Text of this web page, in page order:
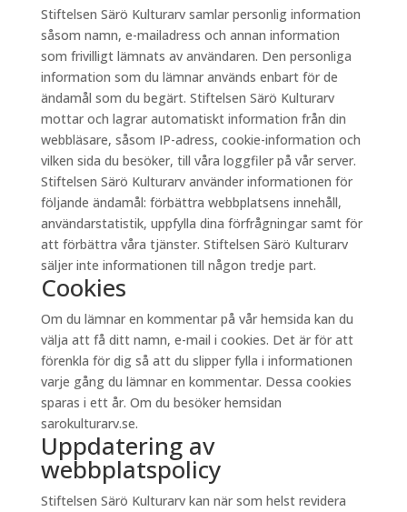
Stiftelsen Särö Kulturarv samlar personlig information
såsom namn, e-mailadress och annan information
som frivilligt lämnats av användaren. Den personliga
information som du lämnar används enbart för de
ändamål som du begärt. Stiftelsen Särö Kulturarv
mottar och lagrar automatiskt information från din
webbläsare, såsom IP-adress, cookie-information och
vilken sida du besöker, till våra loggfiler på vår server.
Stiftelsen Särö Kulturarv använder informationen för
följande ändamål: förbättra webbplatsens innehåll,
användarstatistik, uppfylla dina förfrågningar samt för
att förbättra våra tjänster. Stiftelsen Särö Kulturarv
säljer inte informationen till någon tredje part.
Cookies
Om du lämnar en kommentar på vår hemsida kan du
välja att få ditt namn, e-mail i cookies. Det är för att
förenkla för dig så att du slipper fylla i informationen
varje gång du lämnar en kommentar. Dessa cookies
sparas i ett år. Om du besöker hemsidan
sarokulturarv.se.
Uppdatering av
webbplatspolicy
Stiftelsen Särö Kulturarv kan när som helst revidera